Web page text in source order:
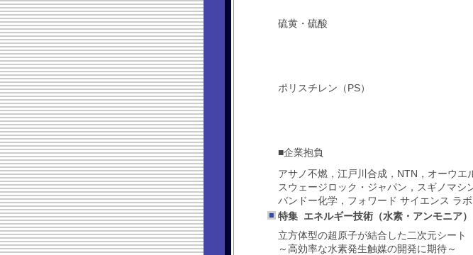
硫黄・硫酸
ポリスチレン（PS）
■企業抱負
アサノ不燃，江戸川合成，NTN，オーウエ
スウェージロック・ジャパン，スギノマシ
バンドー化学，フォワード サイエンス ラボ
特集 エネルギー技術（水素・アンモニア）
立方体型の超原子が結合した二次元シート
～高効率な水素発生触媒の開発に期待～